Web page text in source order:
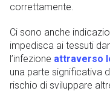
correttamente.
Ci sono anche
impedisca ai tessuti
l’infezione attraverso
una parte significativa
rischio di sviluppare